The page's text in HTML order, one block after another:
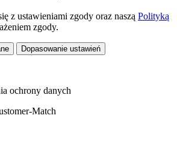
z ustawieniami zgody oraz naszą Polityką
zgody.
Dopasowanie ustawień
ochrony danych
Match